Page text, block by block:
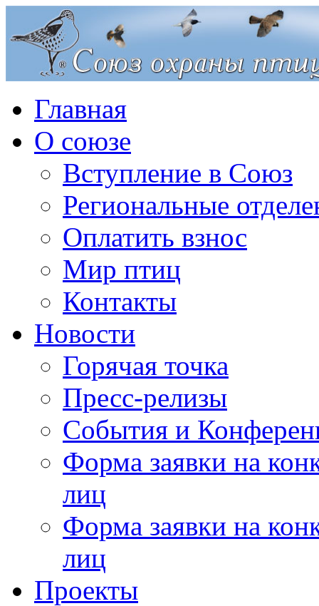
Главная
О союзе
Вступление в Союз
Региональные
Оплатить взнос
Мир птиц
Контакты
Новости
Горячая точка
Пресс-релизы
События и
Форма заявки на
лиц
Форма заявки на
лиц
Проекты